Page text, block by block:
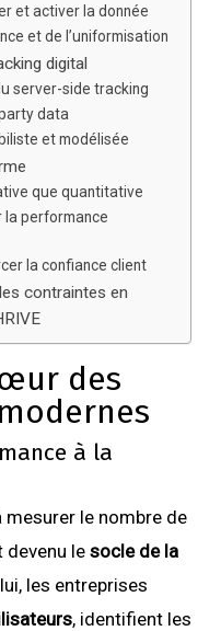
et activer la donnée
et de l’uniformisation
digital
server-side tracking
data
et modélisée
que quantitative
la performance
la confiance client
contraintes en
des
à la
mesurer le nombre de
devenu le socle de la
les entreprises
, identifient les